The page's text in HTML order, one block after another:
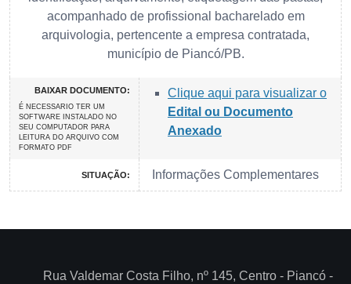
acompanhado de profissional bacharelado em
arquivologia, pertencente a empresa contratada,
município de Piancó/PB.
BAIXAR DOCUMENTO:
É NECESSARIO TER UM
SOFTWARE INSTALADO NO
SEU COMPUTADOR PARA
LEITURA DO ARQUIVO COM
FORMATO PDF
Clique aqui para visualizar o
Edital ou Documento
Anexado
SITUAÇÃO: Informações Complementares
Rua Valdemar Costa Filho, nº 145, Centro - Piancó -